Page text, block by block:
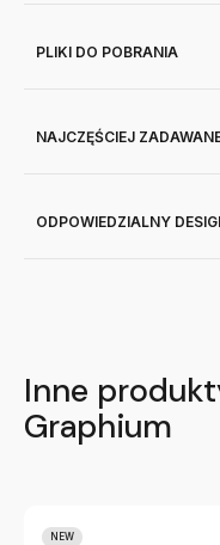
PLIKI DO POBRANIA
NAJCZĘŚCIEJ
ODPOWIEDZIALNY
Inne
Graphium
NEW